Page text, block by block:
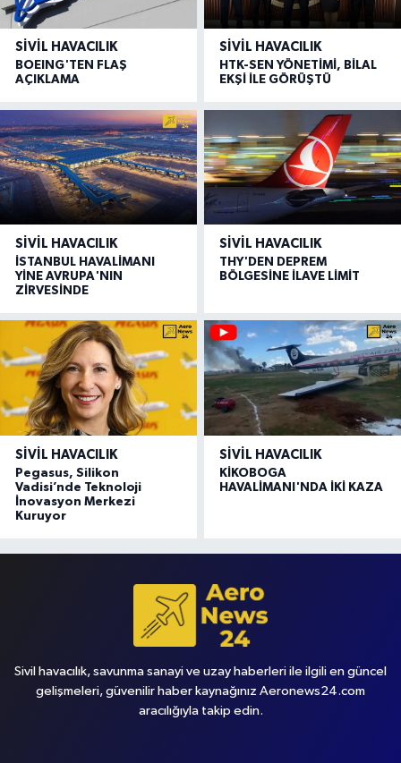
SIVIL HAVACILIK
BOEING'TEN FLAŞ
AÇIKLAMA
SIVIL HAVACILIK
HTK-SEN YÖNETİMİ, BİLAL
EKŞİ İLE GÖRÜŞTÜ
SIVIL HAVACILIK
İSTANBUL HAVALİMANI
YİNE AVRUPA'NIN
ZİRVESİNDE
SIVIL HAVACILIK
THY'DEN DEPREM
BÖLGESİNE İLAVE LİMİT
SIVIL HAVACILIK
Pegasus, Silikon
Vadisi’nde Teknoloji
İnovasyon Merkezi
Kuruyor
SIVIL HAVACILIK
KİKOBOGA
HAVALİMANI'NDA İKİ KAZA
Sivil havacılık, savunma sanayi ve uzay haberleri ile ilgili en güncel
gelişmeleri, güvenilir haber kaynağınız Aeronews24.com
aracılığıyla takip edin.